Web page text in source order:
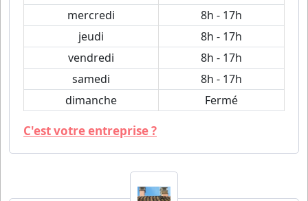
mercredi
8h - 17h
jeudi
8h - 17h
vendredi
8h - 17h
samedi
8h - 17h
dimanche
Fermé
C'est votre entreprise ?